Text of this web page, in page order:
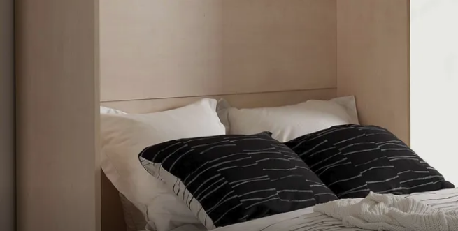
Nous vous recommandons d'effectuer le montage par un professionnel, prix variable